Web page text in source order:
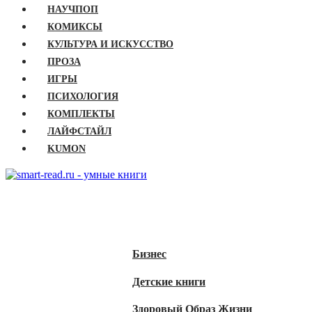
НАУЧПОП
КОМИКСЫ
КУЛЬТУРА И ИСКУССТВО
ПРОЗА
ИГРЫ
ПСИХОЛОГИЯ
КОМПЛЕКТЫ
ЛАЙФСТАЙЛ
KUMON
Бизнес
Детские книги
Здоровый Образ Жизни